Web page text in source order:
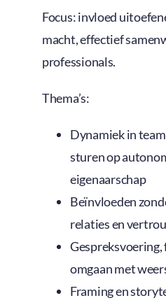
Focus: invloed
macht, effectief
professionals.
Thema’s:
Dynamiek in
sturen op
eigenaarschap
Beïnvloeden
relaties en
Gespreksvoering,
omgaan met
Framing en